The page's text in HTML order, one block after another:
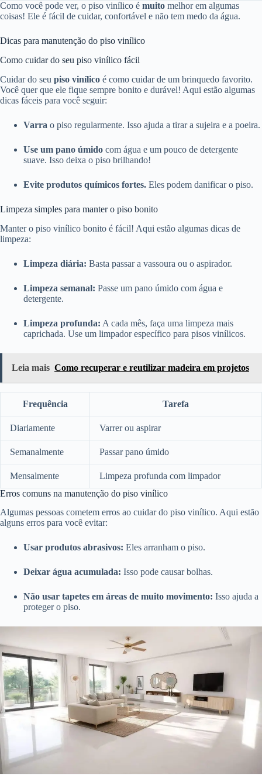
Como você pode ver, o piso vinílico é muito melhor em algumas
coisas! Ele é fácil de cuidar, confortável e não tem medo da água.
Dicas para manutenção do piso vinílico
Como cuidar do seu piso vinílico fácil
Cuidar do seu piso vinílico é como cuidar de um brinquedo favorito.
Você quer que ele fique sempre bonito e durável! Aqui estão algumas
dicas fáceis para você seguir:
Varra o piso regularmente. Isso ajuda a tirar a sujeira e a poeira.
Use um pano úmido com água e um pouco de detergente
suave. Isso deixa o piso brilhando!
Evite produtos químicos fortes. Eles podem danificar o piso.
Limpeza simples para manter o piso bonito
Manter o piso vinílico bonito é fácil! Aqui estão algumas dicas de
limpeza:
Limpeza diária: Basta passar a vassoura ou o aspirador.
Limpeza semanal: Passe um pano úmido com água e
detergente.
Limpeza profunda: A cada mês, faça uma limpeza mais
caprichada. Use um limpador específico para pisos vinílicos.
Leia mais Como recuperar e reutilizar madeira em projetos
Frequência Tarefa
Diariamente Varrer ou aspirar
Semanalmente Passar pano úmido
Mensalmente
Limpeza profunda com limpador
Erros comuns na manutenção do piso vinílico
Algumas pessoas cometem erros ao cuidar do piso vinílico. Aqui estão
alguns erros para você evitar:
Usar produtos abrasivos: Eles arranham o piso.
Deixar água acumulada: Isso pode causar bolhas.
Não usar tapetes em áreas de muito movimento: Isso ajuda a
proteger o piso.